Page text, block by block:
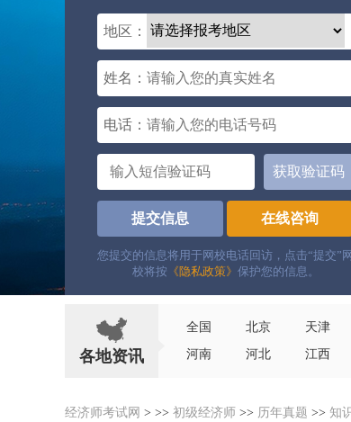
地区：
姓名：
电话：
获取验证码
提交信息 在线咨询
您提交的信息将用于网校电话回访，点击“提交”网
校将按 《隐私政策》 保护您的信息。
各地资讯
全国 北京 天津
河南
河北 江西
经济师考试网 > >> 初级经济师 >> 历年真题 >> 知